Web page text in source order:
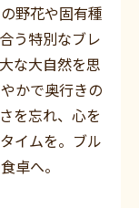
野花や固有種
う特別なブレ
な大自然を思
かで奥行きの
を忘れ、心を
イムを。ブル
卓へ。